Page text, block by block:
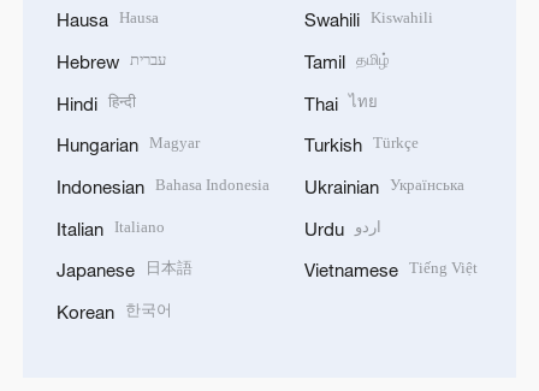
Hausa Hausa
Hebrew עברית
Hindi हिन्दी
Hungarian Magyar
Indonesian Bahasa Indonesia
Italian Italiano
Japanese 日本語
Korean 한국어
Swahili Kiswahili
Tamil தமிழ்
Thai ไทย
Turkish Türkçe
Ukrainian Українська
Urdu اردو
Vietnamese Tiếng Việt